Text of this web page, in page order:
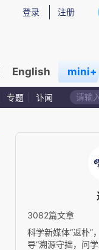
登录 注册
English mini+
专题 讣闻
3082篇文章
科学新媒体“返朴”
导“溯源守拙，问学